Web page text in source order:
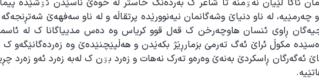
ئاگا لێیان نەۊمنە تا شاعر ک بەردەنگ خاستر لە خوەێ ناسێدن ئۊشێدە
لە ناو دنیاێ وشەگانمان نیەنوورێدە پرتقاڵە و لە ناو سەفهەێ
ڕاوی ئنسان هاوچەرخن ک قەل قوو کریاس وە دەس مدییاگانا ک لە
مکوڵ ئراێ ئەگ تەرمێ بزمارڕێژ بکەێدن و هەڵپێچنێدەێ وە زەردەگانێگەو
ڕاسکردێ بەنەێ وەرەو تەرک نەهات و زەرد بۊن ک لەبە زەرد ئەو زەرد